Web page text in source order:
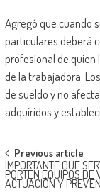
Agregó que cuando
particulares deberá
profesional de quien
de la trabajadora.
de sueldo y no
adquiridos y
Post
navigation
Previous article
IMPORTANTE QUE
PORTEN EQUIPOS DE
ACTUACIÓN Y